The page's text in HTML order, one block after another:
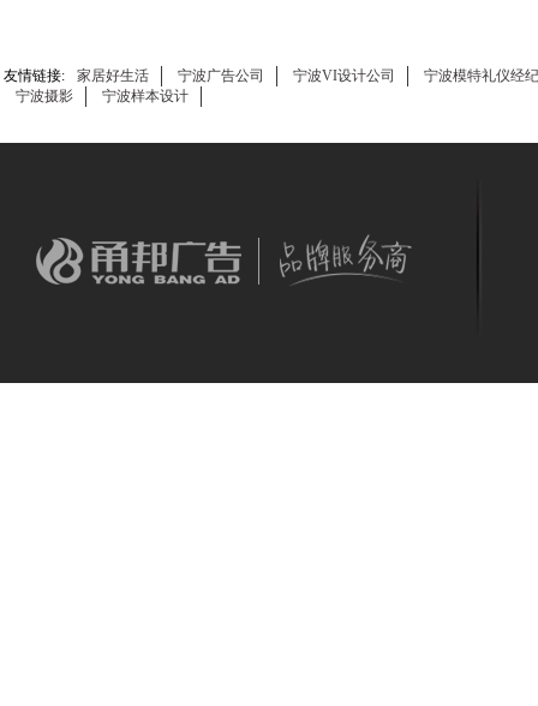
友情链接: 家居好生活 宁波广告公司 宁波VI设计公司
宁波模特礼仪经
宁波摄影
宁波样本设计